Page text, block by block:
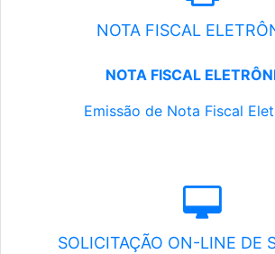
NOTA FISCAL
NOTA FISCAL
Emissão de Nota Fiscal
SOLICITAÇÃO ON-LINE DE